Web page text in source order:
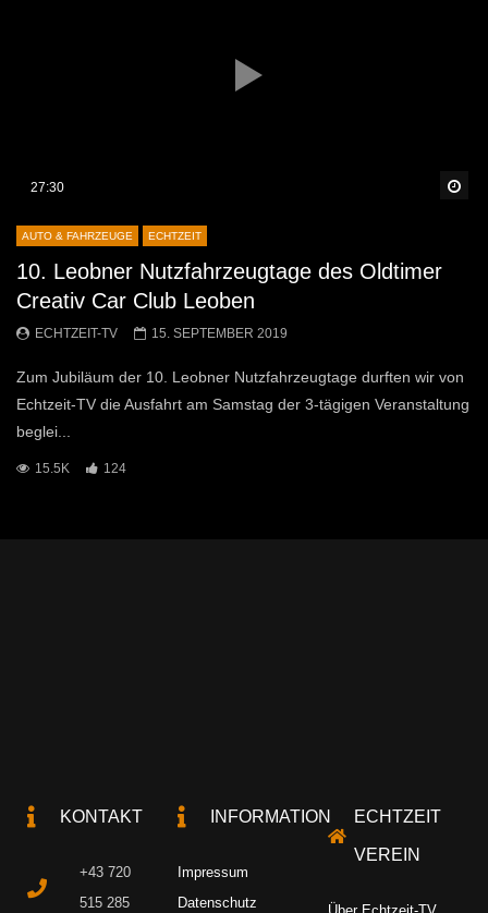
27:30
AUTO & FAHRZEUGE ECHTZEIT
10. Leobner Nutzfahrzeugtage des Oldtimer
Creativ Car Club Leoben
ECHTZEIT-TV 15. SEPTEMBER 2019
Zum Jubiläum der 10. Leobner Nutzfahrzeugtage durften wir von
Echtzeit-TV die Ausfahrt am Samstag der 3-tägigen Veranstaltung
beglei...
15.5K 124
KONTAKT
+43 720
515 285
INFORMATION
Impressum
Datenschutz
ECHTZEIT
VEREIN